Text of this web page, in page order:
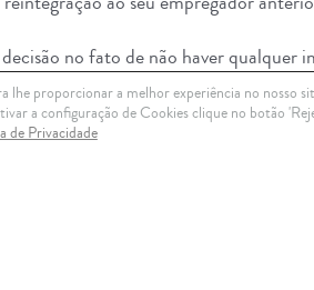
no fato de não haver qualquer
de que ter ingressado com
constitucionalmente assegurado, o
lhe proporcionar a melhor experiência no nosso
a configuração de Cookies clique no botão
de Privacidade